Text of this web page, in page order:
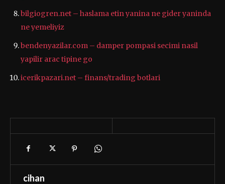
bilgiogren.net – haslama etin yanina ne gider yaninda
ne yemeliyiz
bendenyazilar.com – damper pompasi secimi nasil
yapilir arac tipine go
icerikpazari.net – finans/trading botlari
cihan